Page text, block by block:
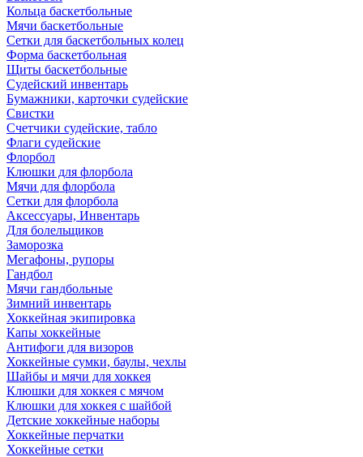
Кольца баскетбольные
Мячи баскетбольные
Сетки для баскетбольных колец
Форма баскетбольная
Щиты баскетбольные
Судейский инвентарь
Бумажники, карточки судейские
Свистки
Счетчики судейские, табло
Флаги судейские
Флорбол
Клюшки для флорбола
Мячи для флорбола
Сетки для флорбола
Аксессуары, Инвентарь
Для болельщиков
Заморозка
Мегафоны, рупоры
Гандбол
Мячи гандбольные
Зимний инвентарь
Хоккейная экипировка
Капы хоккейные
Антифоги для визоров
Хоккейные сумки, баулы, чехлы
Шайбы и мячи для хоккея
Клюшки для хоккея с мячом
Клюшки для хоккея с шайбой
Детские хоккейные наборы
Хоккейные перчатки
Хоккейные сетки